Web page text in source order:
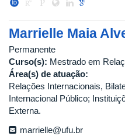
Marrielle Maia
Permanente
Curso(s): Mestrado em
Área(s) de atuação:
Relações Internacionais,
Internacional Público;
Externa.
marrielle@ufu.br